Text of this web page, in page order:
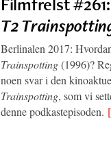
T2
Berlinalen 2017:
Trainspotting(1996)?
noen svar i den
Trainspotting, som vi
denne podkastepisoden.